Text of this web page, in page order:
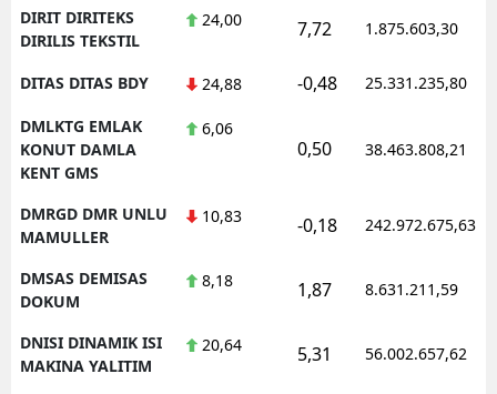
DIRIT DIRITEKS
DIRILIS TEKSTIL
24,00 7,72 1.875.603,30
DITAS DITAS BDY 24,88 -0,48 25.331.235,80
DMLKTG EMLAK
KONUT DAMLA
KENT GMS
6,06
0,50 38.463.808,21
DMRGD DMR UNLU
MAMULLER
10,83 -0,18 242.972.675,63
DMSAS DEMISAS
DOKUM
8,18 1,87 8.631.211,59
DNISI DINAMIK ISI
MAKINA YALITIM
20,64 5,31 56.002.657,62